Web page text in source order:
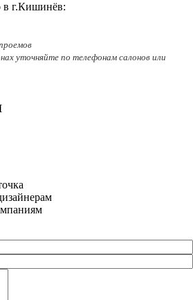
в г.Кишинёв:
уточняйте по телефонам салонов или